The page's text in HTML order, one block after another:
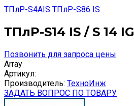
ТПлР-S4AIS ТПлР-S86 IS
ТПлР-S14 IS / S 14 IG
Позвонить для запроса цены
Array
Артикул:
Производитель: ТехноИнж
ЗАДАТЬ ВОПРОС ПО ТОВАРУ